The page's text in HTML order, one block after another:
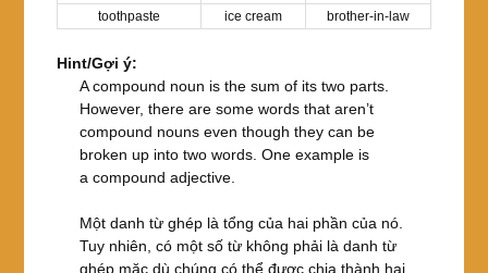
toothpaste
ice cream brother-in-law
Hint/Gợi ý:
A compound noun is the sum of its two parts.
However, there are some words that aren’t
compound nouns even though they can be
broken up into two words. One example is
a compound adjective.
Một danh từ ghép là tổng của hai phần của nó.
Tuy nhiên, có một số từ không phải là danh từ
ghép mặc dù chúng có thể được chia thành hai